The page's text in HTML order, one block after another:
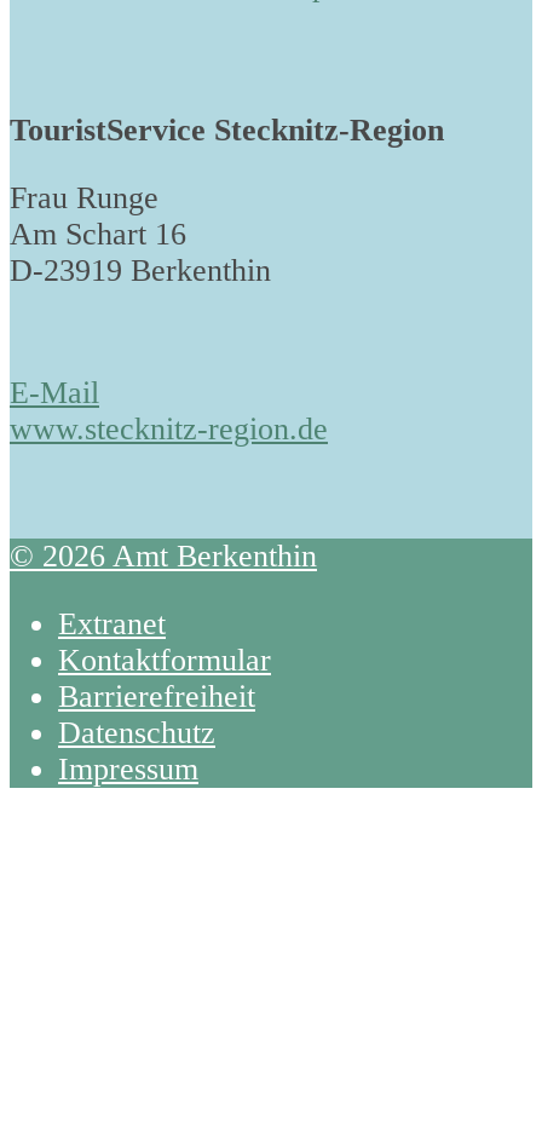
TouristService Stecknitz-Region
Frau Runge
Am Schart 16
D-23919 Berkenthin
E-Mail
www.stecknitz-region.de
© 2026 Amt Berkenthin
Extranet
Kontaktformular
Barrierefreiheit
Datenschutz
Impressum